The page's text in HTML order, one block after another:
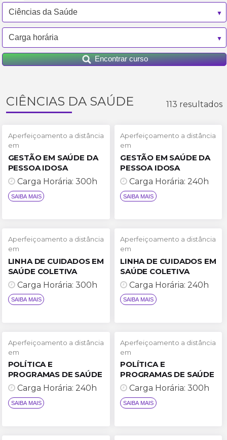
Encontrar curso
CIÊNCIAS DA SAÚDE 113 resultados
Aperfeiçoamento a distância
em
GESTÃO EM SAÚDE DA
PESSOA IDOSA
Carga Horária: 300h
SAIBA MAIS
Aperfeiçoamento a distância
em
GESTÃO EM SAÚDE DA
PESSOA IDOSA
Carga Horária: 240h
SAIBA MAIS
Aperfeiçoamento a distância
em
LINHA DE CUIDADOS EM
SAÚDE COLETIVA
Carga Horária: 300h
Aperfeiçoamento a distância
em
LINHA DE CUIDADOS EM
SAÚDE COLETIVA
Carga Horária: 240h
Aperfeiçoamento a distância
em
POLÍTICA E
PROGRAMAS DE SAÚDE
Carga Horária: 240h
Aperfeiçoamento a distância
em
POLÍTICA E
PROGRAMAS DE SAÚDE
Carga Horária: 300h